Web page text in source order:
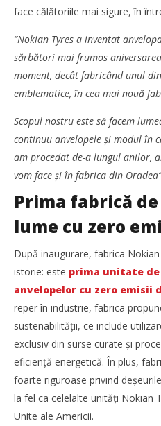
SAMEDAY a finalizat
Mariana
Pătru
WDP își consolidează
investește în noi proiecte
Mariana
Pătru
face călătoriile mai sigure, în
“Nokian Tyres a inventat
sărbători mai frumos
moment, decât fabricând unul
emblematice, în cea mai nouă
Scopul nostru este să facem
continuu anvelopele și modul în
am procedat de-a lungul anilor,
vom face și în fabrica din
Prima fabrică
lume cu zero
După inaugurare, fabrica
istorie: este prima unitate
anvelopelor cu zero emisii
reper în industrie, fabrica
sustenabilității, ce include
exclusiv din surse curate și
eficiență energetică. În plus,
foarte riguroase privind
la fel ca celelalte unități Nokian
Unite ale Americii.